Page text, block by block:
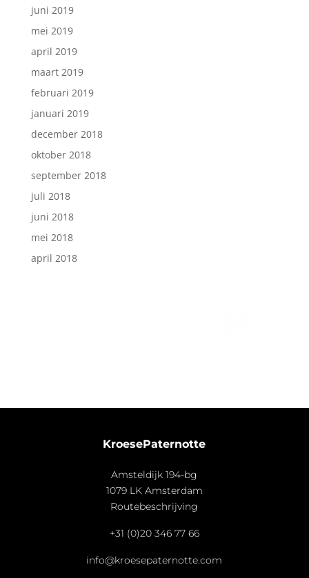
juni 2019
mei 2019
april 2019
maart 2019
februari 2019
januari 2019
december 2018
oktober 2018
september 2018
juli 2018
juni 2018
mei 2018
april 2018
KroesePaternotte
Amsteldijk 194-bg
1079 LK Amsterdam
Routebeschrijving
+31 (0)20 346 77 66
info@kroesepaternotte.com